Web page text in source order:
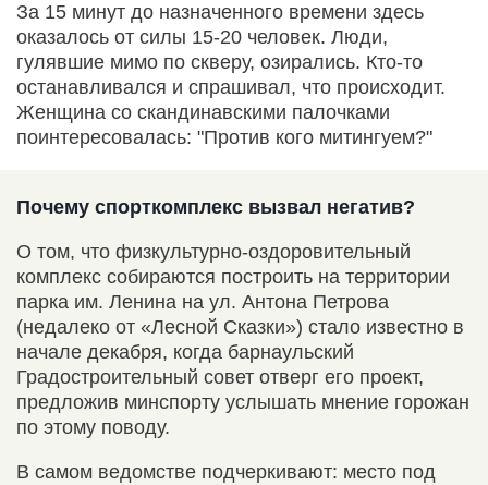
За 15 минут до назначенного времени здесь
оказалось от силы 15-20 человек. Люди,
гулявшие мимо по скверу, озирались. Кто-то
останавливался и спрашивал, что происходит.
Женщина со скандинавскими палочками
поинтересовалась: "Против кого митингуем?"
Почему спорткомплекс вызвал негатив?
О том, что физкультурно-оздоровительный
комплекс собираются построить на территории
парка им. Ленина на ул. Антона Петрова
(недалеко от «Лесной Сказки») стало известно в
начале декабря, когда барнаульский
Градостроительный совет отверг его проект,
предложив минспорту услышать мнение горожан
по этому поводу.
В самом ведомстве подчеркивают: место под